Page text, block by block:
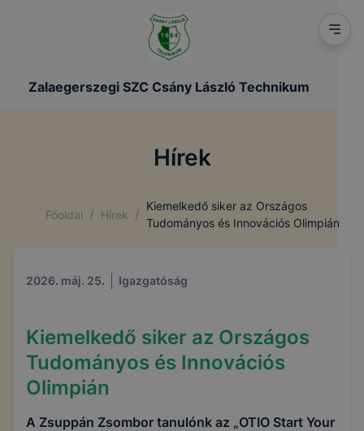
Zalaegerszegi SZC Csány László Technikum
Hírek
Főoldal / Hírek /
Kiemelkedő siker az Országos
Tudományos és Innovációs Olimpián
2026. máj. 25. Igazgatóság
Kiemelkedő siker az Országos
Tudományos és Innovációs
Olimpián
A Zsuppán Zsombor tanulónk az „OTIO Start Your